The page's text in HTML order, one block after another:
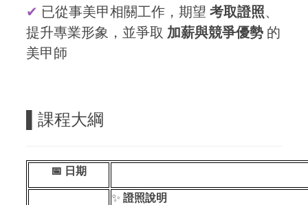
✔ 已從事美甲相關工作，期望 考取證照、
提升專業形象，並爭取 加薪與競爭優勢 的
美甲師
▌課程大綱
📅 日期
✨ 證照說明